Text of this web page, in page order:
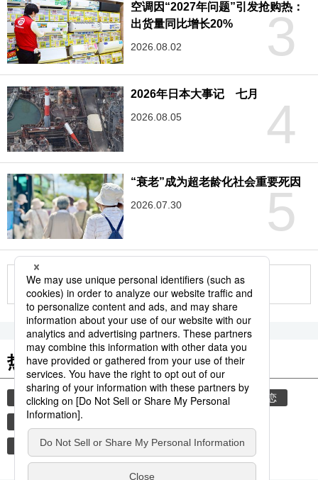
3
空调因“2027年问题”引发抢购热：
出货量同比增长20%
2026.08.02
4
2026年日本大事记 七月
2026.08.05
5
“衰老”成为超老龄化社会重要死因
2026.07.30
更多
热门关键词
lgbt 双性恋者 同志 同性伴侣 同性恋
女同性恋者
性别认同障碍 性少数群体